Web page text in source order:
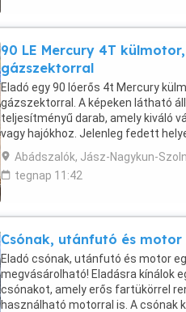
90 LE Mercury 4T
gázszektorral
Eladó egy 90 lóerős 4t Mercury
gázszektorral. A képeken látható
teljesítményű darab, amely kiváló
vagy hajókhoz. Jelenleg fedett
állapotban. Körülbelül 2 éve nem volt
Abádszalók, Jász-Nagykun-
tegnap 11:42
Csónak, utánfutó és
Eladó csónak, utánfutó és motor
megvásárolható! Eladásra kínálok
csónakot, amely erős fartükörrel
használható motorral is. A csónak